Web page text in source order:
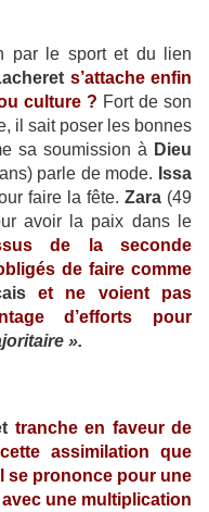
par le sport et du lien
s’attache enfin
culture ? Fort de son
il sait poser les bonnes
sa soumission à Dieu
parle de mode. Issa
faire la fête. Zara (49
avoir la paix dans le
de la seconde
de faire comme
et ne voient pas
d’efforts pour
».
tranche en faveur de
assimilation que
se prononce pour une
une multiplication